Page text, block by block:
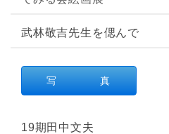
武林敬吉先生を偲んで
写 真
19期田中文夫